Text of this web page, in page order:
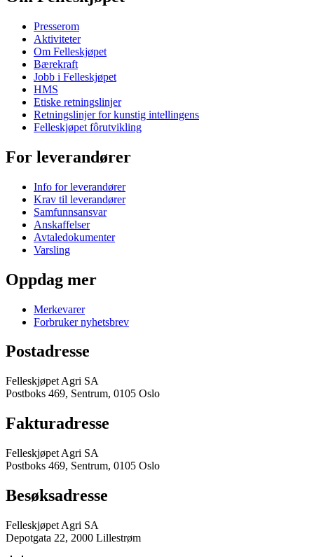
Presserom
Aktiviteter
Om Felleskjøpet
Bærekraft
Jobb i Felleskjøpet
HMS
Etiske retningslinjer
Retningslinjer for kunstig intellingens
Felleskjøpet fôrutvikling
For leverandører
Info for leverandører
Krav til leverandører
Samfunnsansvar
Anskaffelser
Avtaledokumenter
Varsling
Oppdag mer
Merkevarer
Forbruker nyhetsbrev
Postadresse
Felleskjøpet Agri SA
Postboks 469, Sentrum, 0105 Oslo
Fakturadresse
Felleskjøpet Agri SA
Postboks 469, Sentrum, 0105 Oslo
Besøksadresse
Felleskjøpet Agri SA
Depotgata 22, 2000 Lillestrøm